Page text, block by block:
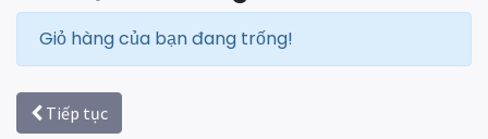
Giỏ hàng của bạn đang trống!
Tiếp tục